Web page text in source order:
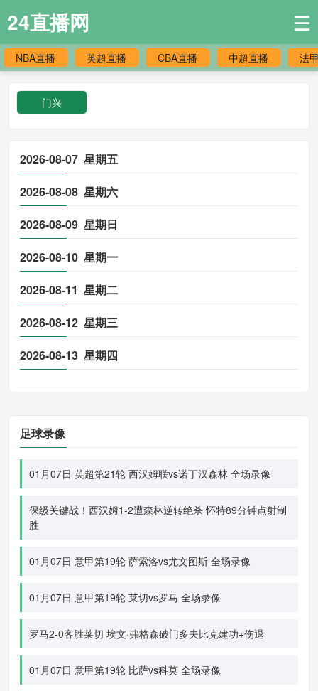
24直播网 ☰
NBA直播 英超直播 CBA直播 中超直播 法
门兴
2026-08-07 星期五
2026-08-08 星期六
2026-08-09 星期日
2026-08-10 星期一
2026-08-11 星期二
2026-08-12 星期三
2026-08-13 星期四
足球录像
01月07日 英超第21轮 西汉姆联vs诺丁汉森林 全场录像
保级关键战！西汉姆1-2遭森林逆转绝杀 怀特89分钟点射制
胜
01月07日 意甲第19轮 萨索洛vs尤文图斯 全场录像
01月07日 意甲第19轮 莱切vs罗马 全场录像
罗马2-0客胜莱切 埃文·弗格森破门多夫比克建功+伤退
01月07日 意甲第19轮 比萨vs科莫 全场录像